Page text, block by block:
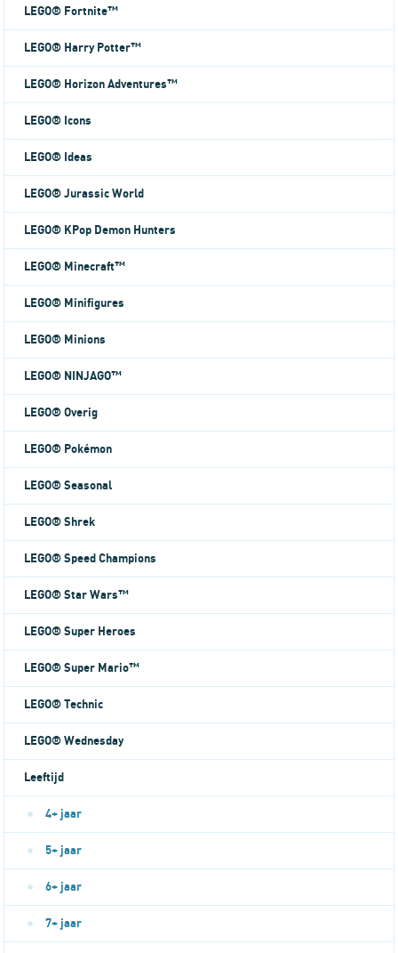
LEGO® Fortnite™
LEGO® Harry Potter™
LEGO® Horizon Adventures™
LEGO® Icons
LEGO® Ideas
LEGO® Jurassic World
LEGO® KPop Demon Hunters
LEGO® Minecraft™
LEGO® Minifigures
LEGO® Minions
LEGO® NINJAGO™
LEGO® Overig
LEGO® Pokémon
LEGO® Seasonal
LEGO® Shrek
LEGO® Speed Champions
LEGO® Star Wars™
LEGO® Super Heroes
LEGO® Super Mario™
LEGO® Technic
LEGO® Wednesday
Leeftijd
4+ jaar
5+ jaar
6+ jaar
7+ jaar